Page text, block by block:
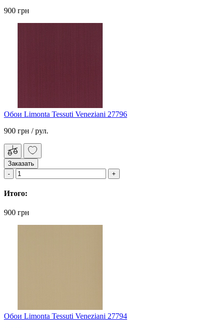
900 грн
Обои Limonta Tessuti Veneziani 27796
900 грн / рул.
Заказать
Итого:
900 грн
Обои Limonta Tessuti Veneziani 27794